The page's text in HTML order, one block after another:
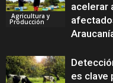
Agricultura y
Producción
acelerar
es clave